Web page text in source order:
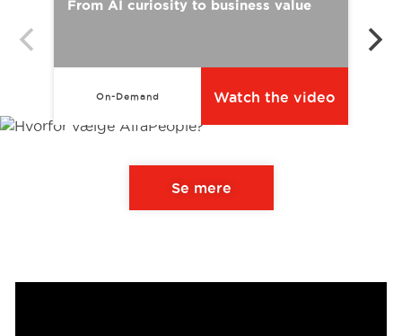
From AI curiosity to business value
On-Demand Watch the video
Se mere